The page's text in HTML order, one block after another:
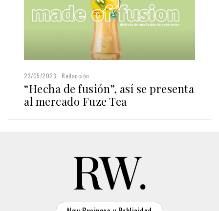
23/05/2023 Redacción
“Hecha de fusión”, así se presenta
al mercado Fuze Tea